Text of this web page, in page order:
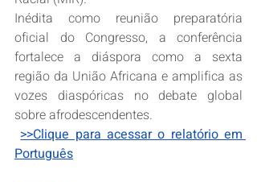
Inédita como reunião preparatória
oficial do Congresso, a conferência
fortalece a diáspora como a sexta
região da União Africana e amplifica as
vozes diaspóricas no debate global
sobre afrodescendentes.
>>Clique para acessar o relatório em
Português